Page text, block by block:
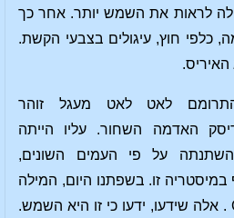
לראות את השמש יותר. אחר כך
כלפי חוץ, עיגולים בצבעי הקשת.
האיריס.
לאט לאט מעגל זוהר
האדמה השחור. עליו הייתה
על פי העמים השונים,
זו. בשפתנו היום, המילה
הייתה: כריסטוס Chrestos . אלה שידעו, ידעו כי זו היא השמש.